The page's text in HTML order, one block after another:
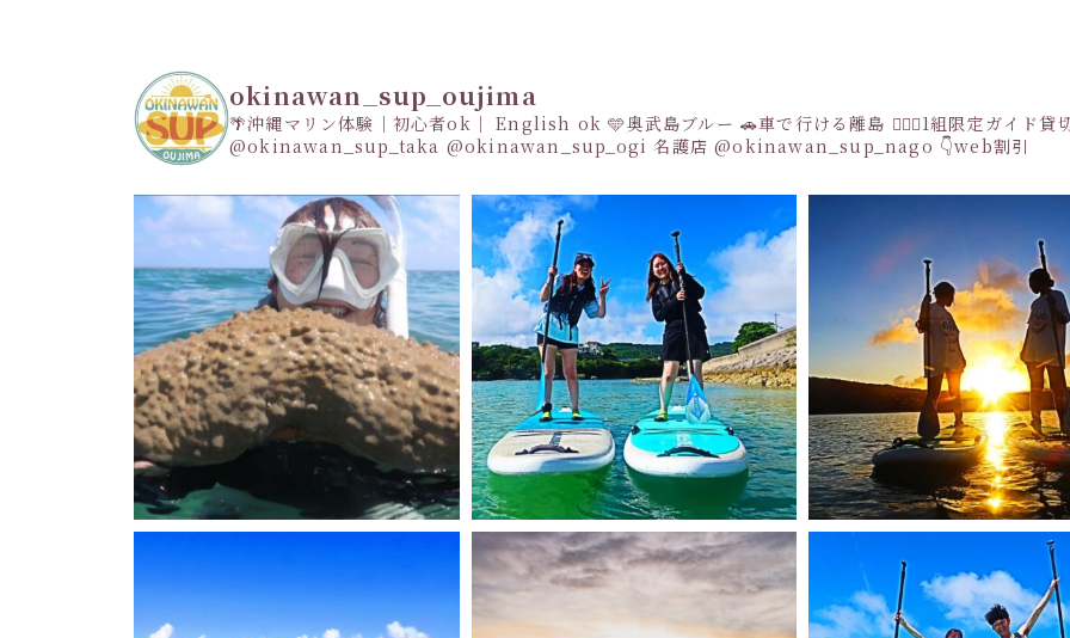
okinawan_sup_oujima
🌴沖縄マリン体験｜初心者ok｜ English ok 🩵奥武島ブルー 🚗車で行ける離島 👩‍❤️‍👩1組限定ガイド貸
@okinawan_sup_taka @okinawan_sup_ogi名護店 @okinawan_sup_nago 👇web割引